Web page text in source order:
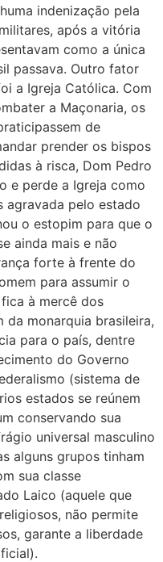
indenização pela
após a vitória
como a única
passava. Outro fator
a Igreja Católica. Com
a Maçonaria, os
de
prender os bispos
à risca, Dom Pedro
e perde a Igreja como
agravada pelo estado
o estopim para que o
ainda mais e não
forte à frente do
para assumir o
à mercê dos
da monarquia brasileira,
para o país, dentre
do Governo
(sistema de
estados se reúnem
conservando sua
universal masculino
alguns grupos tinham
sua classe
Laico (aquele que
não permite
garante a liberdade